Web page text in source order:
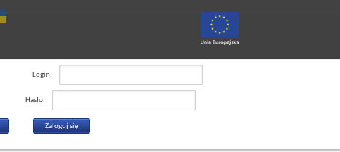
Login:
Hasło: